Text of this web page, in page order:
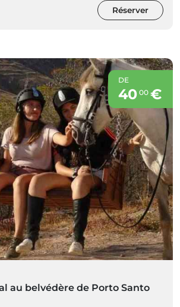
Réserver
DE
40 00€
au belvédère de Porto Santo